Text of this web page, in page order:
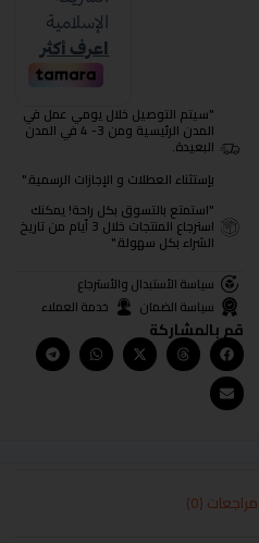
"سيتم التوصيل خلال يومي عمل في
المدن الرئيسية ومن 3- 4 في المدن
البعيدة.
بإستثناء العطلات و الإجازات الرسمية."
"استمتع بالتسوق بكل راحة! يمكنك
استرجاع المنتجات خلال 3 أيام من تاريخ
الشراء بكل سهولة."
سياسة الأستبدال والأسترجاع
سياسة الضمان
خدمة العملاء
قم بالمشاركة
مراجعات (0)